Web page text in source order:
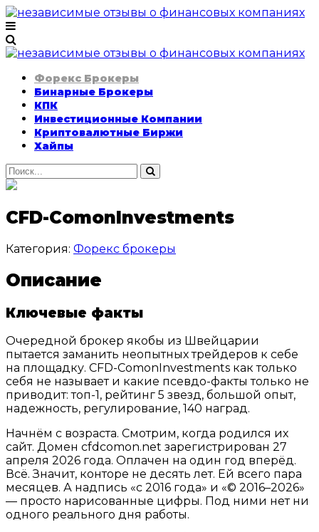
Форекс Брокеры
Бинарные Брокеры
КПК
Инвестиционные Компании
Криптовалютные Биржи
Хайпы
CFD-ComonInvestments
Категория: Форекс брокеры
Описание
Ключевые факты
Очередной брокер якобы из Швейцарии
пытается заманить неопытных трейдеров к себе
на площадку. CFD-ComonInvestments как только
себя не называет и какие псевдо-факты только не
приводит: топ-1, рейтинг 5 звезд, большой опыт,
надежность, регулирование, 140 наград.
Начнём с возраста. Смотрим, когда родился их
сайт. Домен cfdcomon.net зарегистрирован 27
апреля 2026 года. Оплачен на один год вперёд.
Всё. Значит, конторе не десять лет. Ей всего пара
месяцев. А надпись «с 2016 года» и «© 2016–2026»
— просто нарисованные цифры. Под ними нет ни
одного реального дня работы.